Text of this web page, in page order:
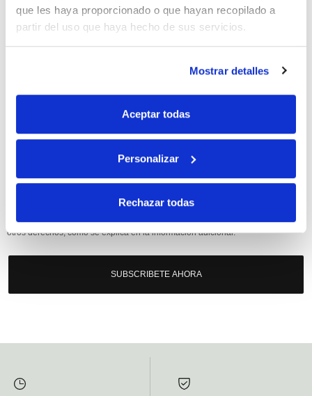
que les haya proporcionado o que hayan recopilado a
partir del uso que haya hecho de sus servicios.
Mostrar detalles
Aceptar todas
Personalizar
Rechazar todas
Apúntate a nuestra newsletter para recibir nuestras
Responsable: HIJOS DE JOSÉ SERRATS S.A. Finalidad: tratamientos con
fines comerciales, legitimación: consentimiento, destinatarios: proveedor de
otros derechos, como se explica en la información adicional.
SUBSCRIBETE AHORA